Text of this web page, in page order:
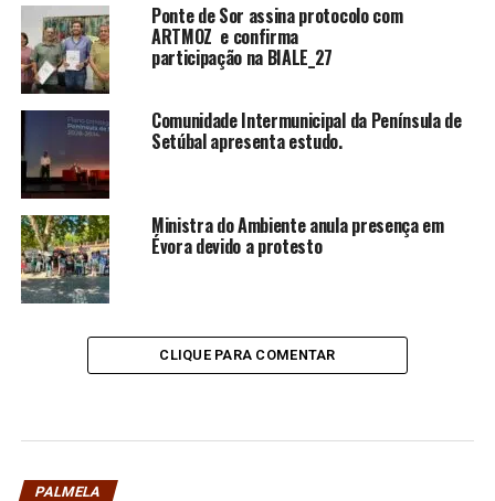
Ponte de Sor assina protocolo com
ARTMOZ e confirma
participação na BIALE_27
Comunidade Intermunicipal da Península de
Setúbal apresenta estudo.
Ministra do Ambiente anula presença em
Évora devido a protesto
CLIQUE PARA COMENTAR
PALMELA